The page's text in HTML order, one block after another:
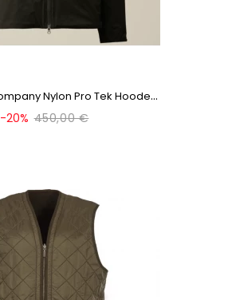
V
Este CP Company Nylon Pro Tek Hooded Padded...
-20% 450,00 €